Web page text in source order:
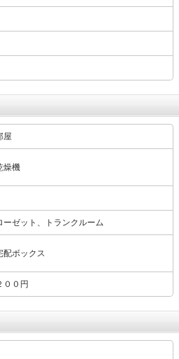
屋
燥機
ーゼット、トランクルーム
配ボックス
００円